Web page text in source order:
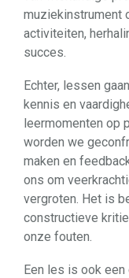
muziekinstrument
activiteiten,
succes.
Echter, lessen
kennis en
leermomenten op
worden we
maken en
ons om
vergroten. Het is
constructieve
onze fouten.
Een les is ook